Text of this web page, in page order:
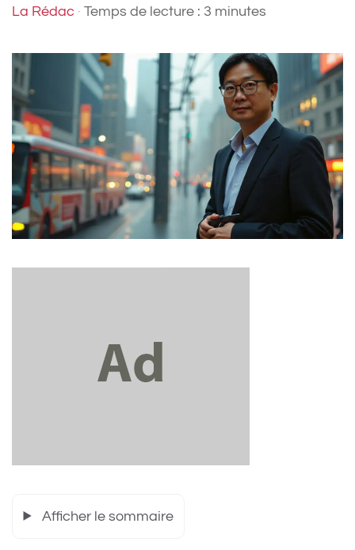
La Rédac · Temps de lecture : 3 minutes
Afficher le sommaire